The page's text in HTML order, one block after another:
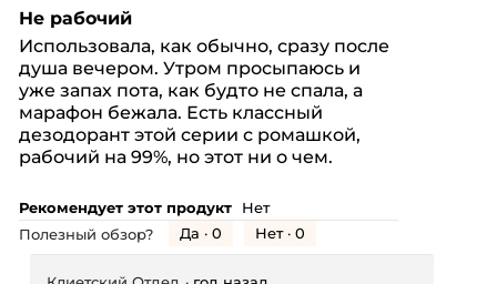
5
звезд.
Не рабочий
Использовала, как обычно, сразу после
душа вечером. Утром просыпаюсь и
уже запах пота, как будто не спала, а
марафон бежала. Есть классный
дезодорант этой серии с ромашкой,
рабочий на 99%, но этот ни о чем.
Рекомендует этот продукт
Нет
Полезный обзор?
Да · 0 Нет · 0